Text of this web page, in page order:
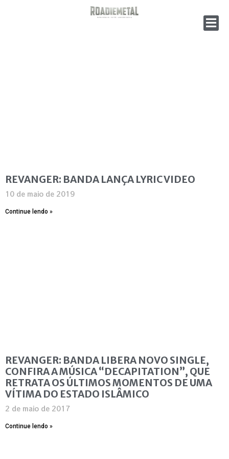
REVANGER: BANDA LANÇA LYRIC VIDEO
10 de maio de 2019
Continue lendo »
REVANGER: BANDA LIBERA NOVO SINGLE,
CONFIRA A MÚSICA “DECAPITATION”, QUE
RETRATA OS ÚLTIMOS MOMENTOS DE UMA
VÍTIMA DO ESTADO ISLÂMICO
2 de maio de 2017
Continue lendo »